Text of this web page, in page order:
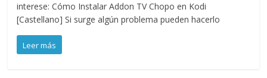
interese: Cómo Instalar Addon TV Chopo en Kodi
[Castellano] Si surge algún problema pueden hacerlo
Leer más